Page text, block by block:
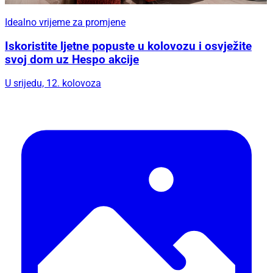
Idealno vrijeme za promjene
Iskoristite ljetne popuste u kolovozu i osvježite
svoj dom uz Hespo akcije
U srijedu, 12. kolovoza